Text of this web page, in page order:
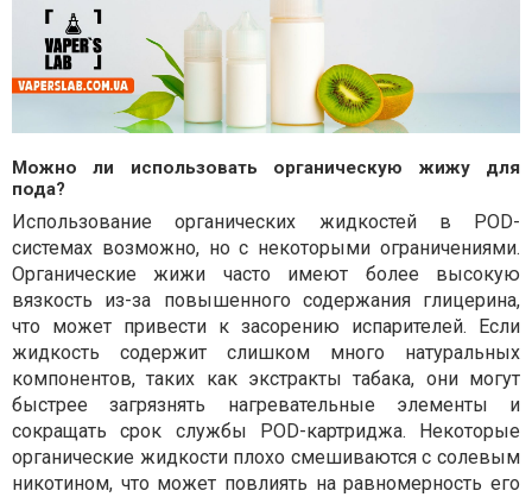
Можно ли использовать органическую жижу для
пода?
Использование органических жидкостей в POD-
системах возможно, но с некоторыми ограничениями.
Органические жижи часто имеют более высокую
вязкость из-за повышенного содержания глицерина,
что может привести к засорению испарителей. Если
жидкость содержит слишком много натуральных
компонентов, таких как экстракты табака, они могут
быстрее загрязнять нагревательные элементы и
сокращать срок службы POD-картриджа. Некоторые
органические жидкости плохо смешиваются с солевым
никотином, что может повлиять на равномерность его